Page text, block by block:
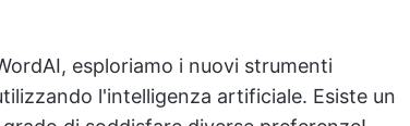
esploriamo i nuovi strumenti
l'intelligenza artificiale. Esiste un